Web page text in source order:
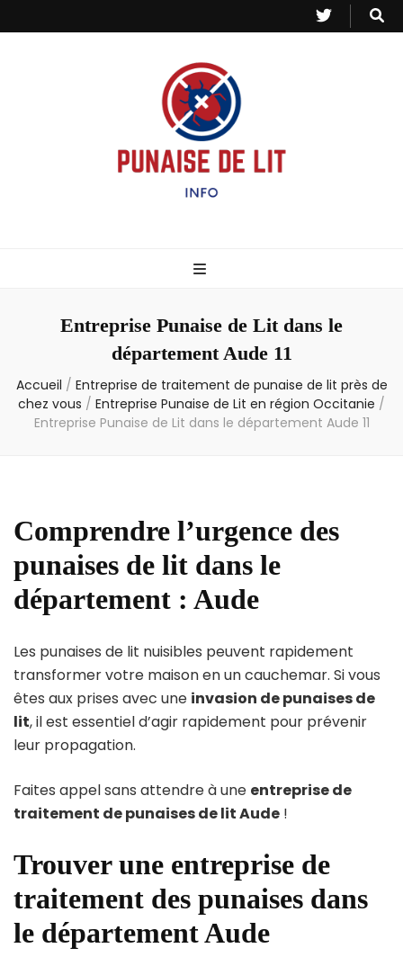
– Info
Entreprise Punaise de Lit dans le
département Aude 11
Accueil / Entreprise de traitement de punaise de lit près de
chez vous / Entreprise Punaise de Lit en région Occitanie /
Entreprise Punaise de Lit dans le département Aude 11
Comprendre l’urgence des
punaises de lit dans le
département : Aude
Les punaises de lit nuisibles peuvent rapidement
transformer votre maison en un cauchemar. Si vous
êtes aux prises avec une invasion de punaises de
lit, il est essentiel d’agir rapidement pour prévenir
leur propagation.
Faites appel sans attendre à une entreprise de
traitement de punaises de lit Aude !
Trouver une entreprise de
traitement des punaises dans
le département Aude